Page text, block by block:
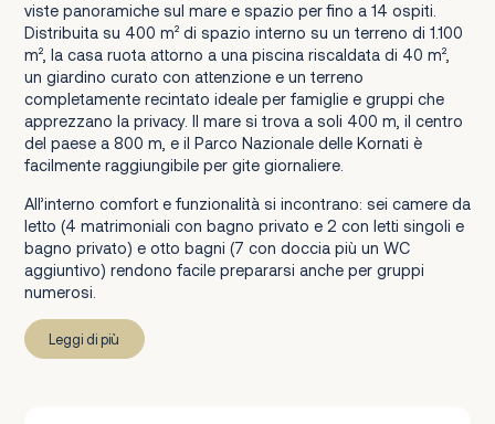
viste panoramiche sul mare e spazio per fino a 14 ospiti.
Distribuita su 400 m² di spazio interno su un terreno di 1.100
m², la casa ruota attorno a una piscina riscaldata di 40 m²,
un giardino curato con attenzione e un terreno
completamente recintato ideale per famiglie e gruppi che
apprezzano la privacy. Il mare si trova a soli 400 m, il centro
del paese a 800 m, e il Parco Nazionale delle Kornati è
facilmente raggiungibile per gite giornaliere.
All’interno comfort e funzionalità si incontrano: sei camere da
letto (4 matrimoniali con bagno privato e 2 con letti singoli e
bagno privato) e otto bagni (7 con doccia più un WC
aggiuntivo) rendono facile prepararsi anche per gruppi
numerosi.
Leggi di più